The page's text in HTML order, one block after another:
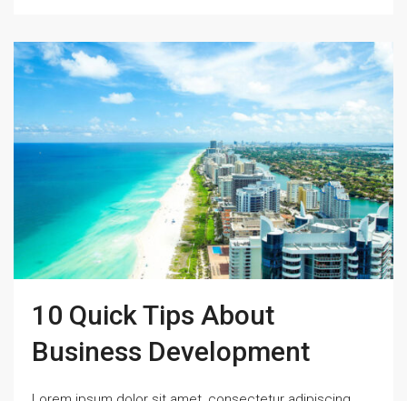
10 Quick Tips About
Business Development